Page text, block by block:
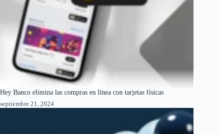
Hey Banco elimina las compras en línea con tarjetas físicas
septiembre 21, 2024